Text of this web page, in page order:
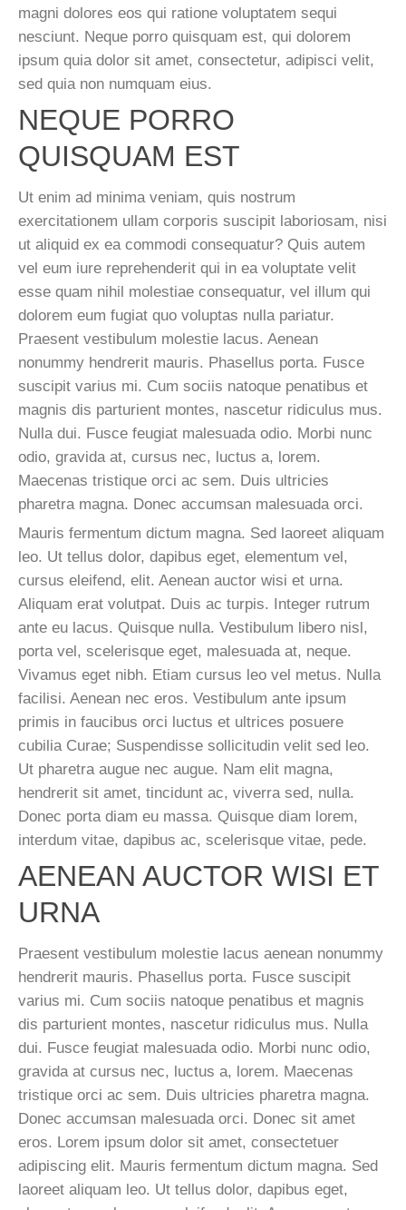
magni dolores eos qui ratione voluptatem sequi
nesciunt. Neque porro quisquam est, qui dolorem
ipsum quia dolor sit amet, consectetur, adipisci velit,
sed quia non numquam eius.
NEQUE PORRO
QUISQUAM EST
Ut enim ad minima veniam, quis nostrum
exercitationem ullam corporis suscipit laboriosam, nisi
ut aliquid ex ea commodi consequatur? Quis autem
vel eum iure reprehenderit qui in ea voluptate velit
esse quam nihil molestiae consequatur, vel illum qui
dolorem eum fugiat quo voluptas nulla pariatur.
Praesent vestibulum molestie lacus. Aenean
nonummy hendrerit mauris. Phasellus porta. Fusce
suscipit varius mi. Cum sociis natoque penatibus et
magnis dis parturient montes, nascetur ridiculus mus.
Nulla dui. Fusce feugiat malesuada odio. Morbi nunc
odio, gravida at, cursus nec, luctus a, lorem.
Maecenas tristique orci ac sem. Duis ultricies
pharetra magna. Donec accumsan malesuada orci.
Mauris fermentum dictum magna. Sed laoreet aliquam
leo. Ut tellus dolor, dapibus eget, elementum vel,
cursus eleifend, elit. Aenean auctor wisi et urna.
Aliquam erat volutpat. Duis ac turpis. Integer rutrum
ante eu lacus. Quisque nulla. Vestibulum libero nisl,
porta vel, scelerisque eget, malesuada at, neque.
Vivamus eget nibh. Etiam cursus leo vel metus. Nulla
facilisi. Aenean nec eros. Vestibulum ante ipsum
primis in faucibus orci luctus et ultrices posuere
cubilia Curae; Suspendisse sollicitudin velit sed leo.
Ut pharetra augue nec augue. Nam elit magna,
hendrerit sit amet, tincidunt ac, viverra sed, nulla.
Donec porta diam eu massa. Quisque diam lorem,
interdum vitae, dapibus ac, scelerisque vitae, pede.
AENEAN AUCTOR WISI ET
URNA
Praesent vestibulum molestie lacus aenean nonummy
hendrerit mauris. Phasellus porta. Fusce suscipit
varius mi. Cum sociis natoque penatibus et magnis
dis parturient montes, nascetur ridiculus mus. Nulla
dui. Fusce feugiat malesuada odio. Morbi nunc odio,
gravida at cursus nec, luctus a, lorem. Maecenas
tristique orci ac sem. Duis ultricies pharetra magna.
Donec accumsan malesuada orci. Donec sit amet
eros. Lorem ipsum dolor sit amet, consectetuer
adipiscing elit. Mauris fermentum dictum magna. Sed
laoreet aliquam leo. Ut tellus dolor, dapibus eget,